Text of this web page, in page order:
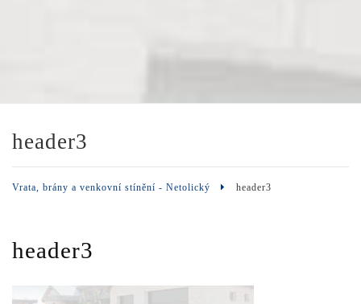
header3
Vrata, brány a venkovní stínění - Netolický header3
header3